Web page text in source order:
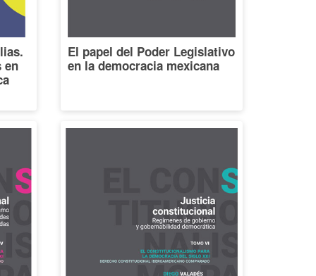
en
El papel del Poder Legislativo
en la democracia mexicana